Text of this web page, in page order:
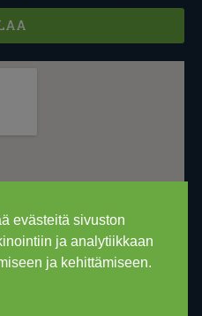
evästeitä sivuston
ja analytiikkaan
ja kehittämiseen.